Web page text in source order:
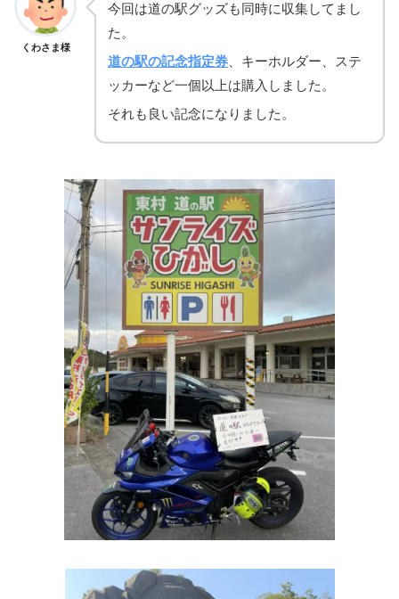
くわさま様
今回は道の駅グッズも同時に収集してまし
た。
道の駅の記念指定券 、キーホルダー、ステ
ッカーなど一個以上は購入しました。
それも良い記念になりました。